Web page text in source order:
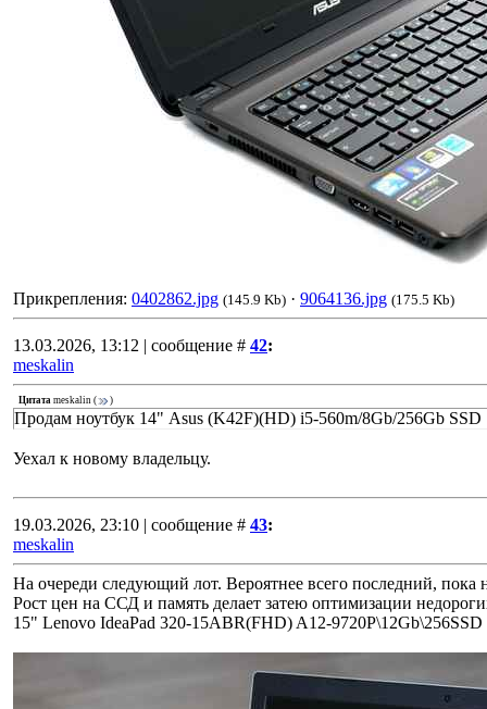
Прикрепления: 0402862.jpg (145.9 Kb) · 9064136.jpg (175.5 Kb)
13.03.2026, 13:12 | сообщение # 42:
meskalin
Цитата meskalin ( )
Продам ноутбук 14" Asus (K42F)(HD) i5-560m/8Gb/256Gb SSD
Уехал к новому владельцу.
19.03.2026, 23:10 | сообщение # 43:
meskalin
На очереди следующий лот. Вероятнее всего последний,
Рост цен на ССД и память делает затею оптимизации
15" Lenovo IdeaPad 320-15ABR(FHD) A12-9720P\12Gb\256SSD